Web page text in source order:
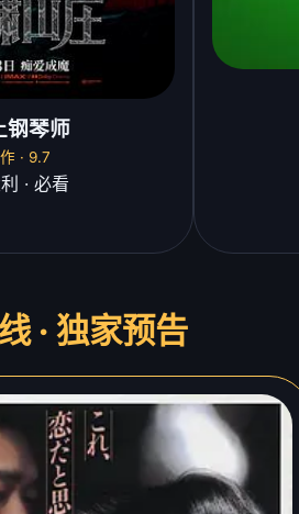
钢琴师
· 9.7
· 必看
· 独家预告